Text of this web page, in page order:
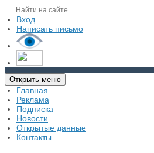
Вход
Написать письмо
Открыть меню
Главная
Реклама
Подписка
Новости
Открытые данные
Контакты